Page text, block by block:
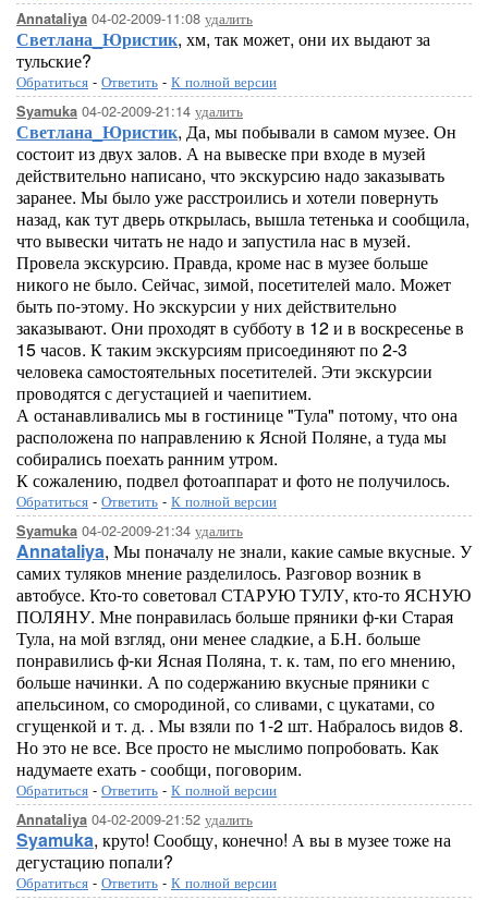
Annataliya 04-02-2009-11:08 удалить
Светлана_Юристик, хм, так может, они их выдают за
тульские?
Обратиться - Ответить - К полной версии
Syamuka 04-02-2009-21:14 удалить
Светлана_Юристик, Да, мы побывали в самом музее. Он
состоит из двух залов. А на вывеске при входе в музей
действительно написано, что экскурсию надо заказывать
заранее. Мы было уже расстроились и хотели повернуть
назад, как тут дверь открылась, вышла тетенька и сообщила,
что вывески читать не надо и запустила нас в музей.
Провела экскурсию. Правда, кроме нас в музее больше
никого не было. Сейчас, зимой, посетителей мало. Может
быть по-этому. Но экскурсии у них действительно
заказывают. Они проходят в субботу в 12 и в воскресенье в
15 часов. К таким экскурсиям присоединяют по 2-3
человека самостоятельных посетителей. Эти экскурсии
проводятся с дегустацией и чаепитием.
А останавливались мы в гостинице "Тула" потому, что она
расположена по направлению к Ясной Поляне, а туда мы
собирались поехать ранним утром.
К сожалению, подвел фотоаппарат и фото не получилось.
Обратиться - Ответить - К полной версии
Syamuka 04-02-2009-21:34 удалить
Annataliya, Мы поначалу не знали, какие самые вкусные. У
самих туляков мнение разделилось. Разговор возник в
автобусе. Кто-то советовал СТАРУЮ ТУЛУ, кто-то ЯСНУЮ
ПОЛЯНУ. Мне понравилась больше пряники ф-ки Старая
Тула, на мой взгляд, они менее сладкие, а Б.Н. больше
понравились ф-ки Ясная Поляна, т. к. там, по его мнению,
больше начинки. А по содержанию вкусные пряники с
апельсином, со смородиной, со сливами, с цукатами, со
сгущенкой и т. д. . Мы взяли по 1-2 шт. Набралось видов 8.
Но это не все. Все просто не мыслимо попробовать. Как
надумаете ехать - сообщи, поговорим.
Обратиться - Ответить - К полной версии
Annataliya 04-02-2009-21:52 удалить
Syamuka, круто! Сообщу, конечно! А вы в музее тоже на
дегустацию попали?
Обратиться - Ответить - К полной версии